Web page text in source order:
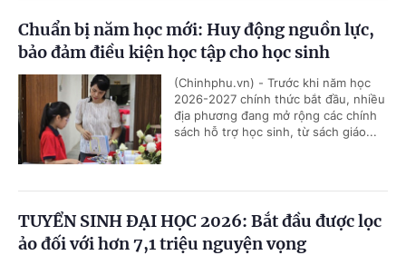
Chuẩn bị năm học mới: Huy động nguồn lực,
bảo đảm điều kiện học tập cho học sinh
(Chinhphu.vn) - Trước khi năm học
2026-2027 chính thức bắt đầu, nhiều
địa phương đang mở rộng các chính
sách hỗ trợ học sinh, từ sách giáo...
TUYỂN SINH ĐẠI HỌC 2026: Bắt đầu được lọc
ảo đối với hơn 7,1 triệu nguyện vọng